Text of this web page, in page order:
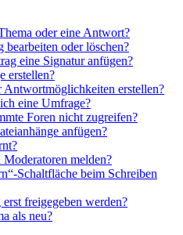
oder eine Antwort?
oder löschen?
eine Signatur anfügen?
erstellen?
Antwortmöglichkeiten erstellen?
eine Umfrage?
Foren nicht zugreifen?
anfügen?
melden?
Schaltfläche beim Schreiben
freigegeben werden?
als neu?